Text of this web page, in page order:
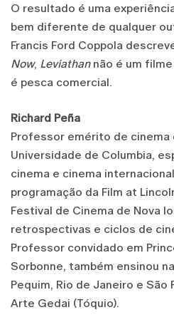
O resultado é uma
bem diferente de qualquer
Francis Ford Coppola
Now, Leviathannão é um
é pesca comercial.
Richard Peña
Professor emérito de cinema
Universidade de Columbia,
cinema e cinema
programação da Film at
Festival de Cinema de Nova
retrospectivas e ciclos de
Professor convidado em
Sorbonne, também ensinou
Pequim, Rio de Janeiro e
Arte Gedai (Tóquio).